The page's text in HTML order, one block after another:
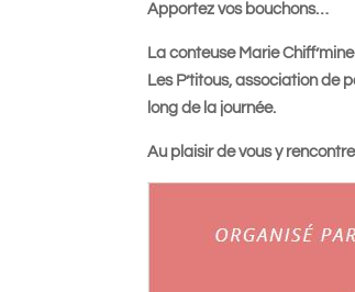
Apportez vos bouchons…
La conteuse Marie
Les P’titous, association de
long de la journée.
Au plaisir de vous y